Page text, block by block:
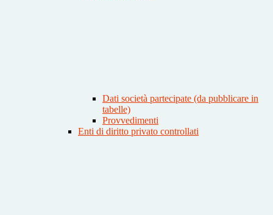
Dati società partecipate (da pubblicare in
tabelle)
Provvedimenti
Enti di diritto privato controllati